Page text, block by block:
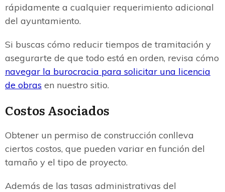
rápidamente a cualquier requerimiento adicional
del ayuntamiento.
Si buscas cómo reducir tiempos de tramitación y
asegurarte de que todo está en orden, revisa cómo
navegar la burocracia para solicitar una licencia
de obras en nuestro sitio.
Costos Asociados
Obtener un permiso de construcción conlleva
ciertos costos, que pueden variar en función del
tamaño y el tipo de proyecto.
Además de las tasas administrativas del